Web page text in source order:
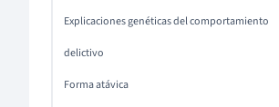
Explicaciones genéticas del comportamiento
delictivo
Forma atávica